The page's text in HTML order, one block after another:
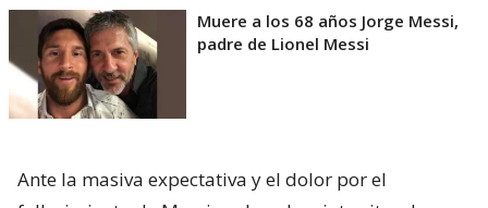
Muere a los 68 años Jorge Messi,
padre de Lionel Messi
Ante la masiva expectativa y el dolor por el